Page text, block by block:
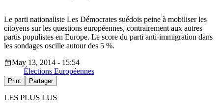
Le parti nationaliste Les Démocrates suédois peine à mobiliser les
citoyens sur les questions européennes, contrairement aux autres
partis populistes en Europe. Le score du parti anti-immigration dans
les sondages oscille autour des 5 %.
May 13, 2014 - 15:54
Élections Européennes
Print Partager
LES PLUS LUS